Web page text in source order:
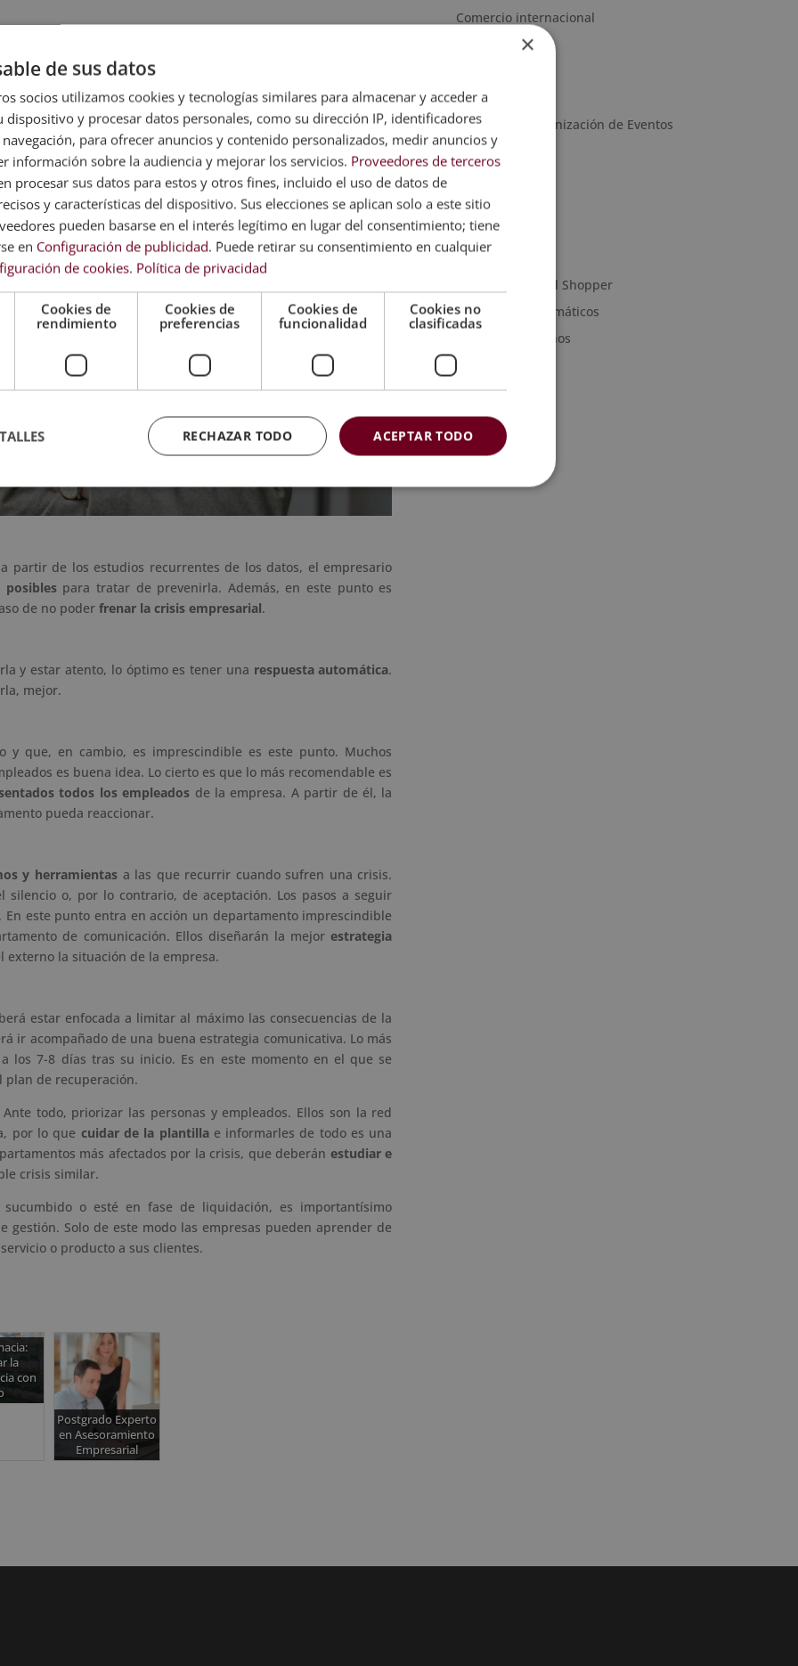
otras maneras.
una crisis y las medidas que debemos tomar ante
a cualquier señal que pueda indicar una situación compleja o
examinar y evaluar constantemente es imprescindible para
señales de crisis? Respondiendo, por ejemplo, a las siguientes
estudia?
riesgo de sufrir una crisis?
partir de los estudios recurrentes de los datos, el empresario
para tratar de prevenirla. Además, en este punto es
de no poder frenar la crisis empresarial.
y estar atento, lo óptimo es tener una respuesta automática.
mejor.
y que, en cambio, es imprescindible es este punto. Muchos
es buena idea. Lo cierto es que lo más recomendable es
todos los empleados de la empresa. A partir de él, la
pueda reaccionar.
y herramientasa las que recurrir cuando sufren una crisis.
o, por lo contrario, de aceptación. Los pasos a seguir
. En este punto entra en acción un departamento imprescindible
de comunicación. Ellos diseñarán la mejorestrategia
la situación de la empresa.
estar enfocada a limitar al máximo las consecuencias de la
ir acompañado de una buena estrategia comunicativa. Lo más
los 7-8 días tras su inicio. Es en este momento en el que se
plan de recuperación.
Ante todo, priorizar las personas y empleados. Ellos son la red
por lo que cuidar de la plantillae informarles de todo es una
más afectados por la crisis, que deberán estudiar e
crisis similar.
o esté en fase de liquidación, es importantísimo
gestión. Solo de este modo las empresas pueden aprender de
o producto a sus clientes.
la
con
Postgrado Experto
en Asesoramiento
Empresarial
Comercio internacional
Periodismo
Protocolo y Organización de Eventos
Robótica
Artes y Oficios
Noticias
Sanidad
Moda & Personal Shopper
Programas informáticos
Recursos Humanos
×
de sus datos
socios utilizamos cookies y tecnologías similares para almacenar y acceder a
dispositivo y procesar datos personales, como su dirección IP, identificadores
para ofrecer anuncios y contenido personalizados, medir anuncios y
información sobre la audiencia y mejorar los servicios. Proveedores de terceros
procesar sus datos para estos y otros fines, incluido el uso de datos de
y características del dispositivo. Sus elecciones se aplican solo a este sitio
pueden basarse en el interés legítimo en lugar del consentimiento; tiene
en Configuración de publicidad. Puede retirar su consentimiento en cualquier
de cookies. Política de privacidad
Cookies de
rendimiento
Cookies de
preferencias
Cookies de
funcionalidad
Cookies no
clasificadas
ACEPTAR TODO
RECHAZAR TODO